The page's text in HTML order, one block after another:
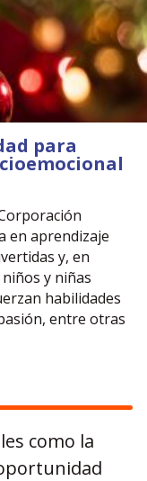
para
en aprendizaje
y, en
y niñas
habilidades
entre otras
como la